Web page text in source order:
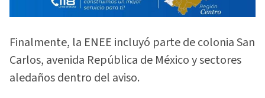
Finalmente, la ENEE incluyó parte de colonia San
Carlos, avenida República de México y sectores
aledaños dentro del aviso.